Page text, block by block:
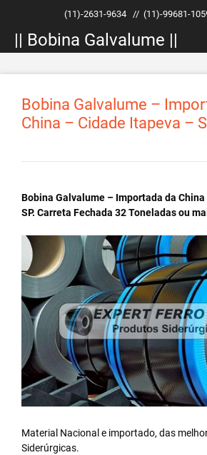
conteúdo
(11)-2631-9634 // (11)-99681-
|| Bobina Galvalume ||
Bobina Galvalume –
China – Cidade Itapeva –
Bobina Galvalume – Importada da
SP. Carreta Fechada 32 Toneladas ou
Material Nacional e importado, das
Siderúrgicas.